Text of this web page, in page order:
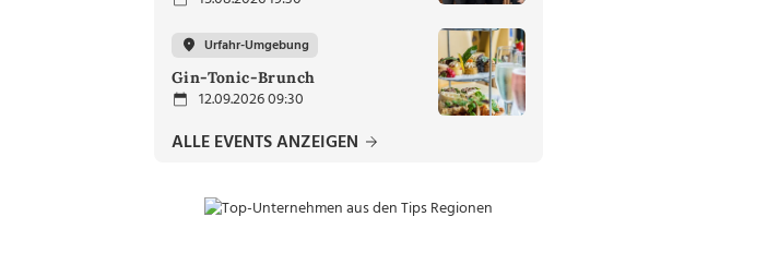
Urfahr-Umgebung
Gin-Tonic-Brunch
12.09.2026 09:30
ALLE EVENTS ANZEIGEN